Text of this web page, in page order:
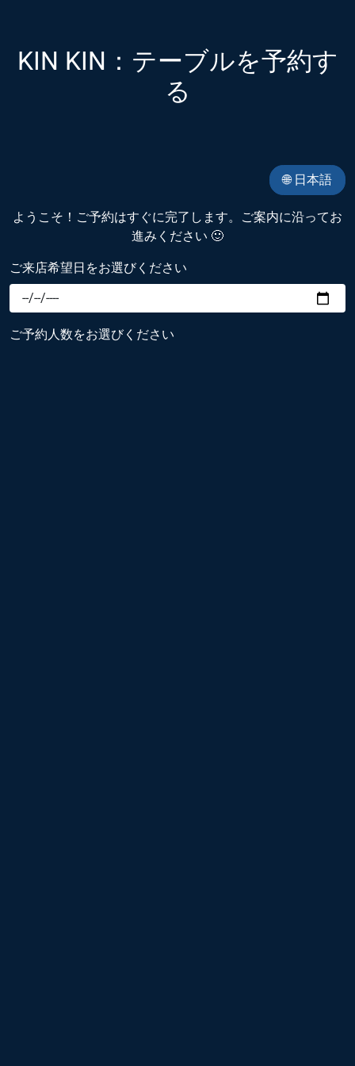
KIN KIN：テーブルを予約す
る
🌐 日本語
ようこそ！ご予約はすぐに完了します。ご案内に沿ってお
進みください 🙂
ご来店希望日をお選びください
ご予約人数をお選びください